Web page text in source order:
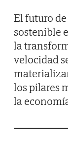
El futuro
sostenible
la
velocidad
los pilares
la